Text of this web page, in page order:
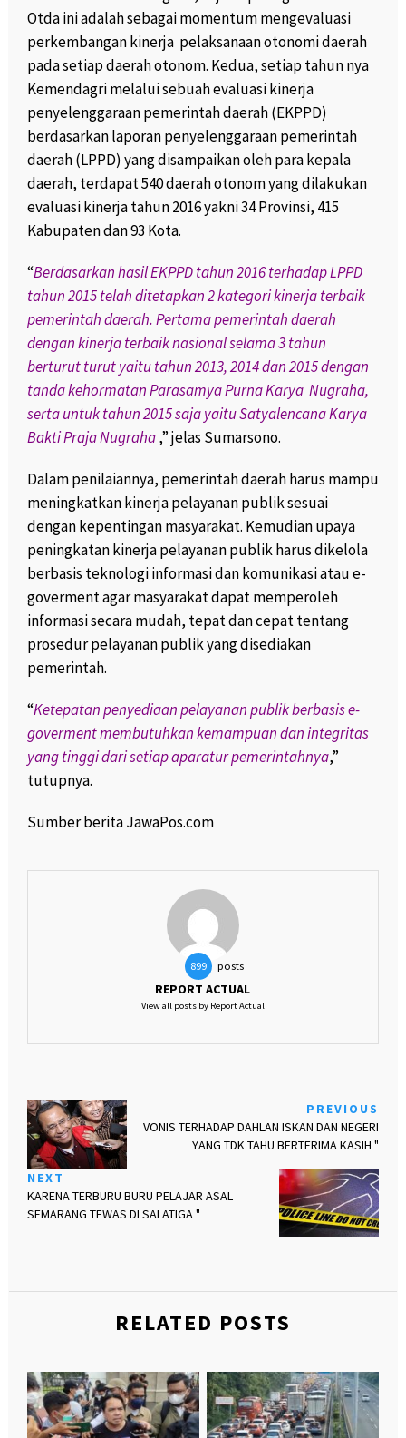
Otda ini adalah sebagai momentum mengevaluasi
perkembangan kinerja pelaksanaan otonomi daerah
pada setiap daerah otonom. Kedua, setiap tahun nya
Kemendagri melalui sebuah evaluasi kinerja
penyelenggaraan pemerintah daerah (EKPPD)
berdasarkan laporan penyelenggaraan pemerintah
daerah (LPPD) yang disampaikan oleh para kepala
daerah, terdapat 540 daerah otonom yang dilakukan
evaluasi kinerja tahun 2016 yakni 34 Provinsi, 415
Kabupaten dan 93 Kota.
“Berdasarkan hasil EKPPD tahun 2016 terhadap LPPD
tahun 2015 telah ditetapkan 2 kategori kinerja terbaik
pemerintah daerah. Pertama pemerintah daerah
dengan kinerja terbaik nasional selama 3 tahun
berturut turut yaitu tahun 2013, 2014 dan 2015 dengan
tanda kehormatan Parasamya Purna Karya Nugraha,
serta untuk tahun 2015 saja yaitu Satyalencana Karya
Bakti Praja Nugraha,” jelas Sumarsono.
Dalam penilaiannya, pemerintah daerah harus mampu
meningkatkan kinerja pelayanan publik sesuai
dengan kepentingan masyarakat. Kemudian upaya
peningkatan kinerja pelayanan publik harus dikelola
berbasis teknologi informasi dan komunikasi atau e-
goverment agar masyarakat dapat memperoleh
informasi secara mudah, tepat dan cepat tentang
prosedur pelayanan publik yang disediakan
pemerintah.
“Ketepatan penyediaan pelayanan publik berbasis e-
goverment membutuhkan kemampuan dan integritas
yang tinggi dari setiap aparatur pemerintahnya,”
tutupnya.
Sumber berita JawaPos.com
899 posts
REPORT ACTUAL
View all posts by Report Actual
PREVIOUS
VONIS TERHADAP DAHLAN ISKAN DAN NEGERI
YANG TDK TAHU BERTERIMA KASIH "
NEXT
KARENA TERBURU BURU PELAJAR ASAL
SEMARANG TEWAS DI SALATIGA "
RELATED POSTS